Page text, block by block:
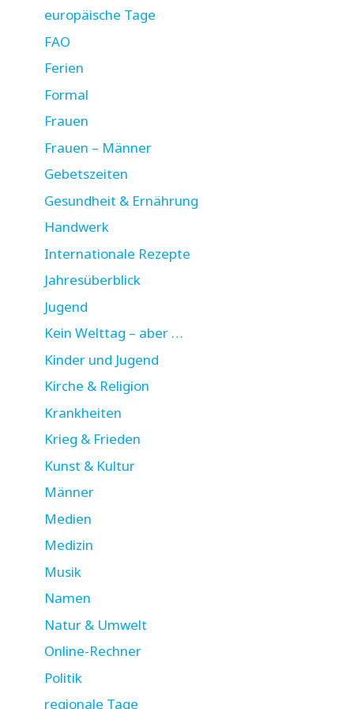
europäische Tage
FAO
Ferien
Formal
Frauen
Frauen – Männer
Gebetszeiten
Gesundheit & Ernährung
Handwerk
Internationale Rezepte
Jahresüberblick
Jugend
Kein Welttag – aber …
Kinder und Jugend
Kirche & Religion
Krankheiten
Krieg & Frieden
Kunst & Kultur
Männer
Medien
Medizin
Musik
Namen
Natur & Umwelt
Online-Rechner
Politik
regionale Tage